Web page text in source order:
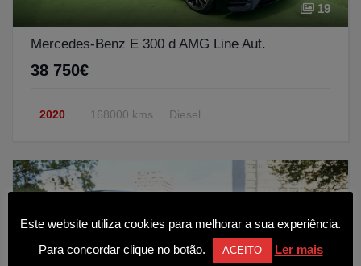
19
Mercedes-Benz E 300 d AMG Line Aut.
38 750€
2020 168000 kms Diesel
Este website utiliza cookies para melhorar a sua experiência.
Para concordar clique no botão.
ACEITO Ler mais